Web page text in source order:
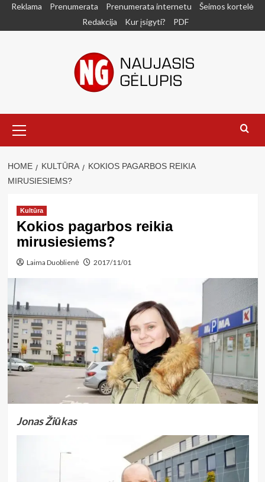
SkipReklama Prenumerata Prenumerata internetu
Šeimos kortelė
Redakcija
Kur įsigyti? PDF
Menu
HOME KULTŪRA
KOKIOS PAGARBOS REIKIA
MIRUSIESIEMS?
Kultūra
Kokios pagarbos reikia
mirusiesiems?
Laima Duoblienė 2017/11/01
Jonas Žiūkas